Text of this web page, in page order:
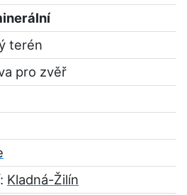
terén
pro zvěř
Kladná-Žilín